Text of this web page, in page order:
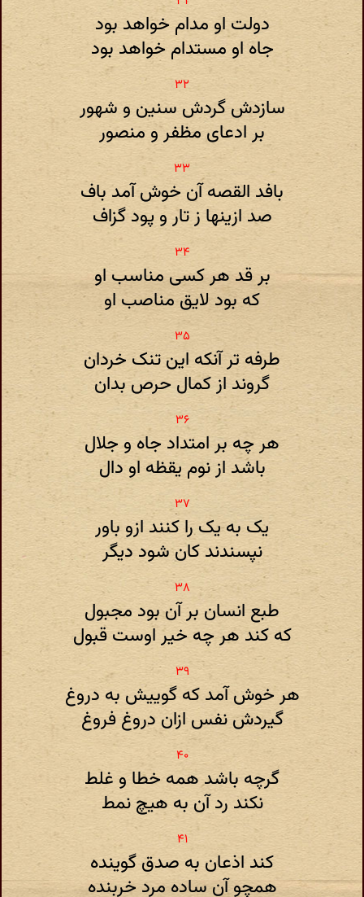
دولت او مدام خواهد بود
جاه او مستدام خواهد بود
سازدش گردش سنین و شهور
بر ادعای مظفر و منصور
بافد القصه آن خوش آمد باف
صد ازینها ز تار و پود گزاف
بر قد هر کسی مناسب او
که بود لایق مناصب او
طرفه تر آنکه این تنک خردان
گروند از کمال حرص بدان
هر چه بر امتداد جاه و جلال
باشد از نوم یقظه او دال
یک به یک را کنند ازو باور
نپسندند کان شود دیگر
طبع انسان بر آن بود مجبول
که کند هر چه خیر اوست قبول
هر خوش آمد که گوییش به دروغ
گیردش نفس ازان دروغ فروغ
گرچه باشد همه خطا و غلط
نکند رد آن به هیچ نمط
کند اذعان به صدق گوینده
همچو آن ساده مرد خربنده